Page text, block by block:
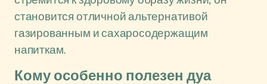
становится отличной альтернативой
газированным и сахаросодержащим
напиткам.
Кому особенно полезен дуа